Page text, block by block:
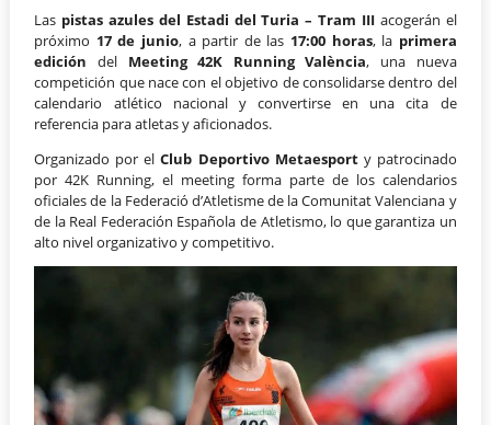
Las pistas azules del Estadi del Turia – Tram IIIacogerán el
próximo 17 de junio, a partir de las 17:00 horas, la primera
edición del Meeting 42K Running València, una nueva
competición que nace con el objetivo de consolidarse dentro del
calendario atlético nacional y convertirse en una cita de
referencia para atletas y aficionados.
Organizado por elClub Deportivo Metaesporty patrocinado
por 42K Running, el meeting forma parte de los calendarios
oficiales de la Federació d’Atletisme de la Comunitat Valenciana y
de la Real Federación Española de Atletismo, lo que garantiza un
alto nivel organizativo y competitivo.